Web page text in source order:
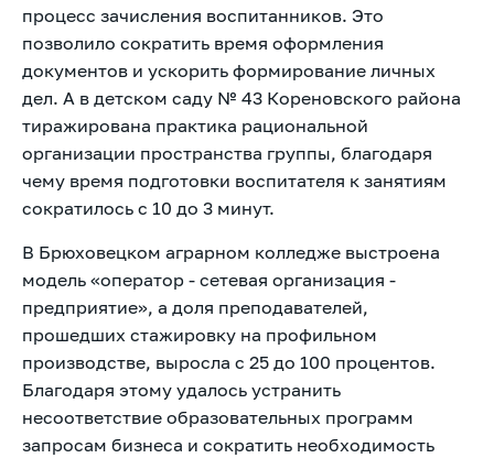
процесс зачисления воспитанников. Это
позволило сократить время оформления
документов и ускорить формирование личных
дел. А в детском саду № 43 Кореновского района
тиражирована практика рациональной
организации пространства группы, благодаря
чему время подготовки воспитателя к занятиям
сократилось с 10 до 3 минут.
В Брюховецком аграрном колледже выстроена
модель «оператор - сетевая организация -
предприятие», а доля преподавателей,
прошедших стажировку на профильном
производстве, выросла с 25 до 100 процентов.
Благодаря этому удалось устранить
несоответствие образовательных программ
запросам бизнеса и сократить необходимость